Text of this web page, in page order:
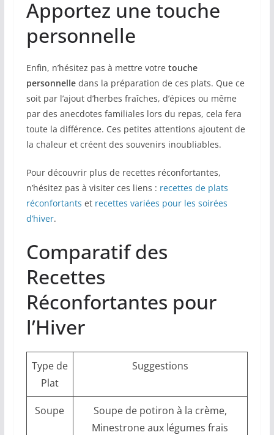
Apportez une touche
personnelle
Enfin, n’hésitez pas à mettre votre touche
personnelledans la préparation de ces plats. Que ce
soit par l’ajout d’herbes fraîches, d’épices ou même
par des anecdotes familiales lors du repas, cela fera
toute la différence. Ces petites attentions ajoutent de
la chaleur et créent des souvenirs inoubliables.
Pour découvrir plus de recettes réconfortantes,
n’hésitez pas à visiter ces liens : recettes de plats
réconfortants et recettes variées pour les soirées
d’hiver.
Comparatif des
Recettes
Réconfortantes pour
l’Hiver
Type de
Plat
Suggestions
Soupe
Soupe de potiron à la crème,
Minestrone aux légumes frais